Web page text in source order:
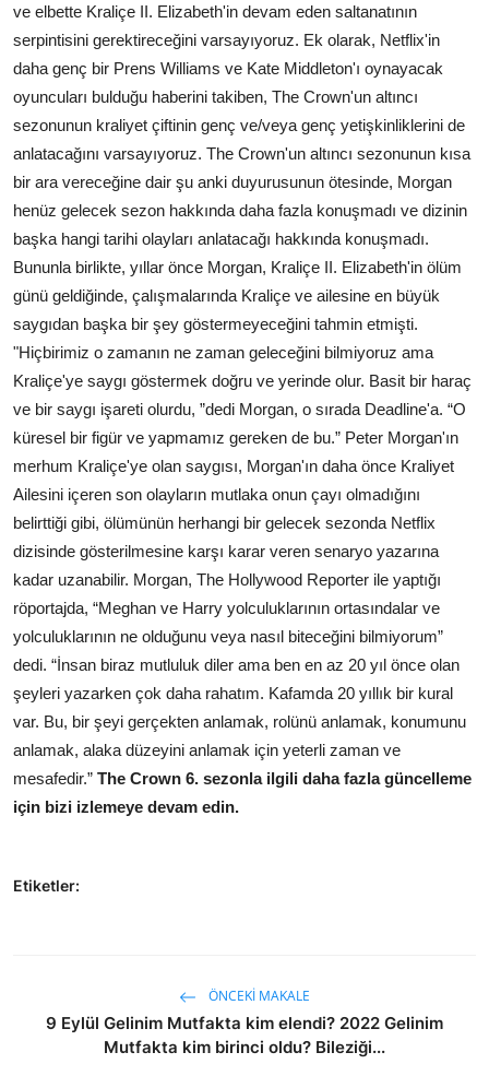
ve elbette Kraliçe II. Elizabeth'in devam eden saltanatının
serpintisini gerektireceğini varsayıyoruz. Ek olarak, Netflix'in
daha genç bir Prens Williams ve Kate Middleton'ı oynayacak
oyuncuları bulduğu haberini takiben, The Crown'un altıncı
sezonunun kraliyet çiftinin genç ve/veya genç yetişkinliklerini de
anlatacağını varsayıyoruz. The Crown'un altıncı sezonunun kısa
bir ara vereceğine dair şu anki duyurusunun ötesinde, Morgan
henüz gelecek sezon hakkında daha fazla konuşmadı ve dizinin
başka hangi tarihi olayları anlatacağı hakkında konuşmadı.
Bununla birlikte, yıllar önce Morgan, Kraliçe II. Elizabeth'in ölüm
günü geldiğinde, çalışmalarında Kraliçe ve ailesine en büyük
saygıdan başka bir şey göstermeyeceğini tahmin etmişti.
"Hiçbirimiz o zamanın ne zaman geleceğini bilmiyoruz ama
Kraliçe'ye saygı göstermek doğru ve yerinde olur. Basit bir haraç
ve bir saygı işareti olurdu, ”dedi Morgan, o sırada Deadline'a. “O
küresel bir figür ve yapmamız gereken de bu.” Peter Morgan'ın
merhum Kraliçe'ye olan saygısı, Morgan'ın daha önce Kraliyet
Ailesini içeren son olayların mutlaka onun çayı olmadığını
belirttiği gibi, ölümünün herhangi bir gelecek sezonda Netflix
dizisinde gösterilmesine karşı karar veren senaryo yazarına
kadar uzanabilir. Morgan, The Hollywood Reporter ile yaptığı
röportajda, “Meghan ve Harry yolculuklarının ortasındalar ve
yolculuklarının ne olduğunu veya nasıl biteceğini bilmiyorum”
dedi. “İnsan biraz mutluluk diler ama ben en az 20 yıl önce olan
şeyleri yazarken çok daha rahatım. Kafamda 20 yıllık bir kural
var. Bu, bir şeyi gerçekten anlamak, rolünü anlamak, konumunu
anlamak, alaka düzeyini anlamak için yeterli zaman ve
mesafedir.” The Crown 6. sezonla ilgili daha fazla güncelleme
için bizi izlemeye devam edin.
Etiketler:
ÖNCEKI MAKALE
9 Eylül Gelinim Mutfakta kim elendi? 2022 Gelinim
Mutfakta kim birinci oldu? Bileziği...